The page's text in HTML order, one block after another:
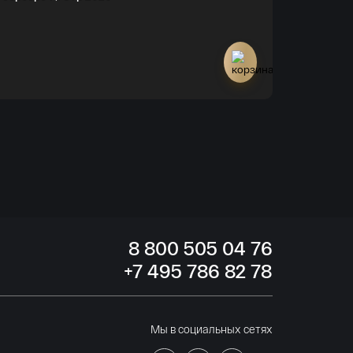
8 800 505 04 76
+7 495 786 82 78
Мы в социальных сетях